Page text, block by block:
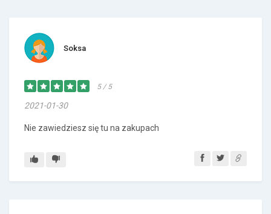
Soksa
5 / 5
2021-01-30
Nie zawiedziesz się tu na zakupach